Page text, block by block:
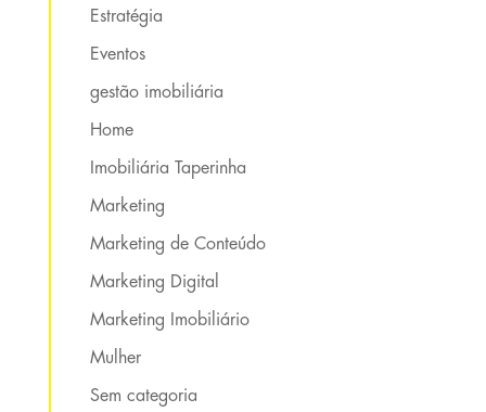
Estratégia
Eventos
gestão imobiliária
Home
Imobiliária Taperinha
Marketing
Marketing de Conteúdo
Marketing Digital
Marketing Imobiliário
Mulher
Sem categoria